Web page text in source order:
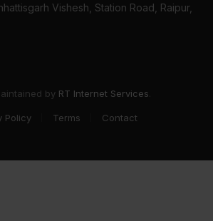
Vishesh, Station Road, Raipur,
by RT Internet Services
Policy Terms Contact